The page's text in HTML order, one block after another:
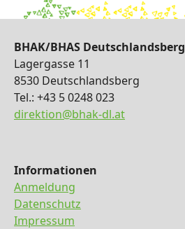
BHAK/BHAS Deutschlandsberg
Lagergasse 11
8530 Deutschlandsberg
Tel.: +43 5 0248 023
direktion@bhak-dl.at
Informationen
Anmeldung
Datenschutz
Impressum